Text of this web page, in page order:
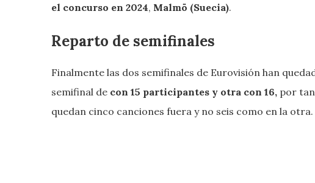
el concurso en 2024, Malmö (Suecia).
Reparto de semifinales
Finalmente las dos semifinales de Eurovisión han
semifinal de con 15 participantes y otra con 16, por
quedan cinco canciones fuera y no seis como en la otra.